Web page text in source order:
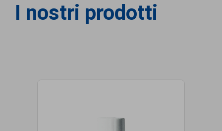
I nostri prodotti